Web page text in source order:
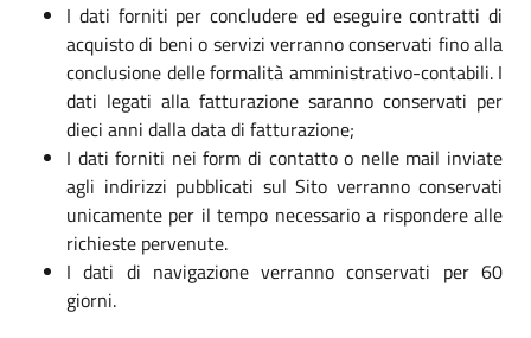
I dati forniti per concludere ed eseguire contratti di
acquisto di beni o servizi verranno conservati fino alla
conclusione delle formalità amministrativo-contabili. I
dati legati alla fatturazione saranno conservati per
dieci anni dalla data di fatturazione;
I dati forniti nei form di contatto o nelle mail inviate
agli indirizzi pubblicati sul Sito verranno conservati
unicamente per il tempo necessario a rispondere alle
richieste pervenute.
I dati di navigazione verranno conservati per 60
giorni.